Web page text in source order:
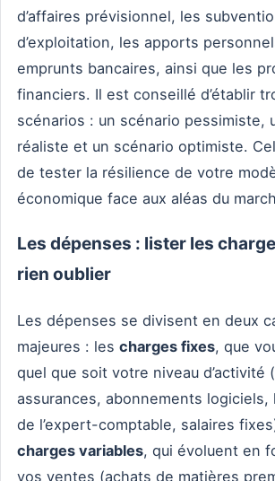
d’affaires prévisionnel, les
d’exploitation, les apports
emprunts bancaires, ainsi que les
financiers. Il est conseillé d’établir
scénarios : un scénario pessimiste,
réaliste et un scénario optimiste.
de tester la résilience de votre
économique face aux aléas du
Les dépenses : lister les
rien oublier
Les dépenses se divisent en deux
majeures : les charges fixes, que
quel que soit votre niveau d’activité
assurances, abonnements logiciels,
de l’expert-comptable, salaires
charges variables, qui évoluent en
vos ventes (achats de matières